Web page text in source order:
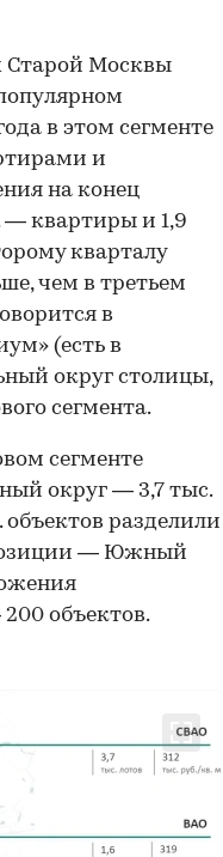
Старой Москвы
в этом сегменте
и
на конец
— квартиры и 1,9
кварталу
чем в третьем
в
(есть в
округ столицы,
сегмента.
сегменте
округ — 3,7 тыс.
объектов разделили
— Южный
объектов.